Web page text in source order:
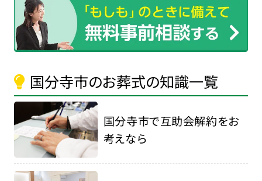
国分寺市のお葬式の知識一覧
国分寺市で互助会解約をお
考えなら